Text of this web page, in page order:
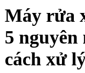
Máy rửa
5
cách xử